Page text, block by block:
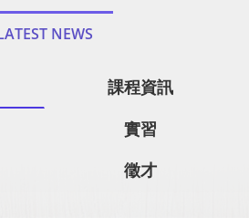
NEWS
課程資訊
實習
徵才